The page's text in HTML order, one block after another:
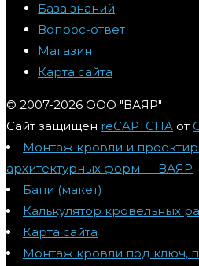
База знаний
Вопрос-ответ
Магазин
Карта сайта
© 2007-2026 ООО "ВАЯР"
Сайт защищен reCAPTCHA от
Монтаж кровли и
архитектурных форм — ВАЯР
Бани (макет)
Калькулятор кровельных
Карта сайта
Монтаж кровли под ключ,